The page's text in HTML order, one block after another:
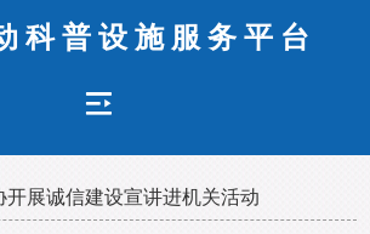
科普设施服务平台
开展诚信建设宣讲进机关活动